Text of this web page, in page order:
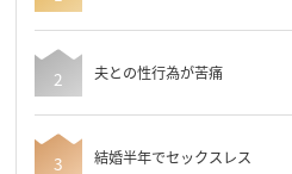
夫との性行為が苦痛
結婚半年でセックスレス